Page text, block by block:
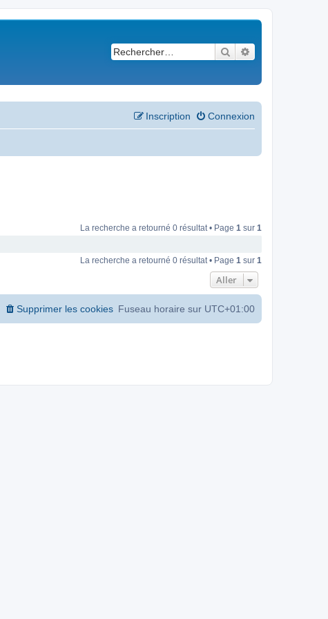
Rechercher
Connexion
Inscription
La recherche a retourné 0 résultat • Page 1 sur 1
La recherche a retourné 0 résultat • Page 1 sur 1
Aller
Fuseau horaire sur UTC+01:00
Supprimer les cookies